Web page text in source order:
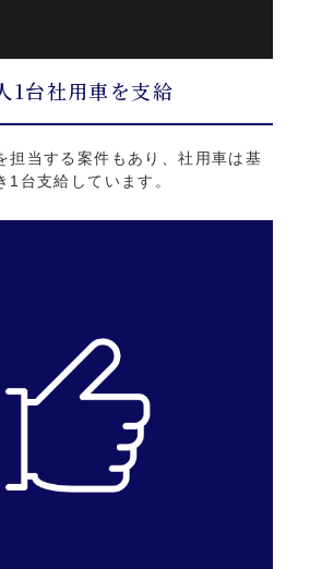
1台社用車を支給
担当する案件もあり、社用車は基
1台支給しています。